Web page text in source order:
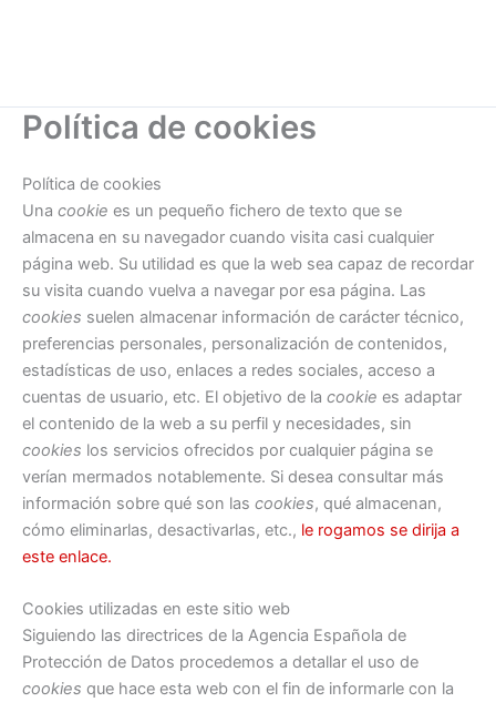
Política de cookies
Política de cookies
Una cookie es un pequeño fichero de texto que se
almacena en su navegador cuando visita casi cualquier
página web. Su utilidad es que la web sea capaz de recordar
su visita cuando vuelva a navegar por esa página. Las
cookies suelen almacenar información de carácter técnico,
preferencias personales, personalización de contenidos,
estadísticas de uso, enlaces a redes sociales, acceso a
cuentas de usuario, etc. El objetivo de la cookie es adaptar
el contenido de la web a su perfil y necesidades, sin
cookies los servicios ofrecidos por cualquier página se
verían mermados notablemente. Si desea consultar más
información sobre qué son las cookies, qué almacenan,
cómo eliminarlas, desactivarlas, etc., le rogamos se dirija a
este enlace.
Cookies utilizadas en este sitio web
Siguiendo las directrices de la Agencia Española de
Protección de Datos procedemos a detallar el uso de
cookies que hace esta web con el fin de informarle con la